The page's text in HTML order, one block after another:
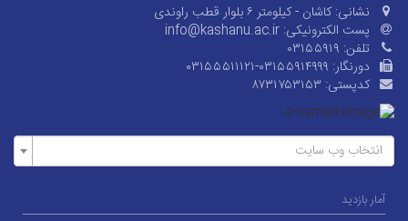
نشانی: کاشان - کیلومتر ۶ بلوار قطب راوندی
پست الکترونیکی: info@kashanu.ac.ir
تلفن: ۰۳۱۵۵۹۱۹
دورنگار: ۰۳۱۵۵۵۱۱۱۲۱-۰۳۱۵۵۹۱۴۹۹۹
کدپستی: ۸۷۳۱۷۵۳۱۵۳
انتخاب وب سایت
آمار بازدید